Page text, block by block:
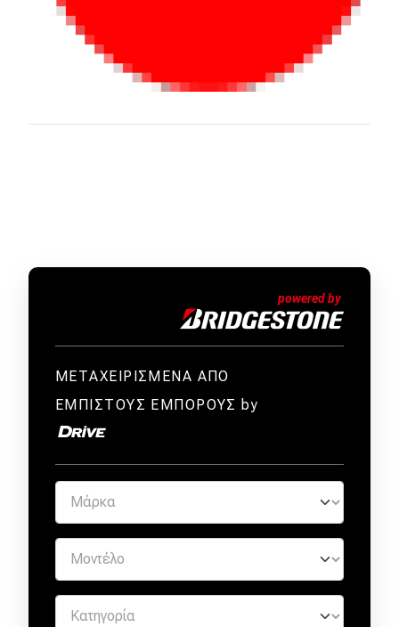
ΜΕΤΑΧΕΙΡΙΣΜΕΝΑ ΑΠΟ
ΕΜΠΙΣΤΟΥΣ ΕΜΠΟΡΟΥΣ by